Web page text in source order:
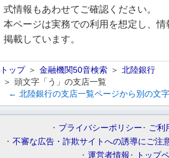
式情報もあわせてご確認ください。
本ページは実務での利用を想定し、
掲載しています。
トップ 金融機関50音検索
北陸銀行
頭文字「う」の支店一覧
← 北陸銀行の支店一覧ページから別の文
プライバシーポリシー
ご利
不審な広告・詐欺サイトへの誘導にご注
運営者情報
トップ